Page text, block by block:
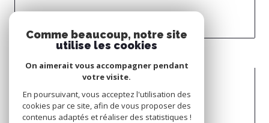
Comme beaucoup, notre site
utilise les cookies
On aimerait vous accompagner pendant
votre visite.
En poursuivant, vous acceptez l'utilisation des
cookies par ce site, afin de vous proposer des
contenus adaptés et réaliser des statistiques !